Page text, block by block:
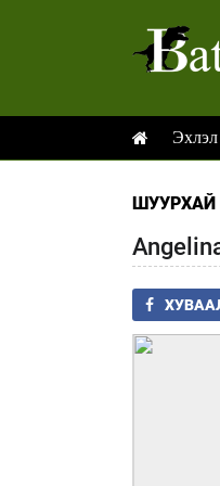
Эхлэл
ШУУРХАЙ